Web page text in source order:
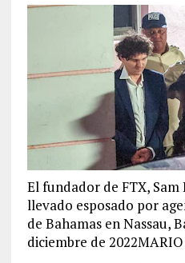
El fundador de FTX,
llevado esposado por
de Bahamas en Nassau,
diciembre de